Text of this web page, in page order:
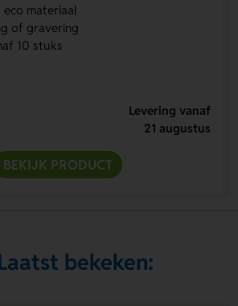
eco materiaal
of gravering
10 stuks
Levering vanaf
21 augustus
BEKIJK PRODUCT
bekeken: